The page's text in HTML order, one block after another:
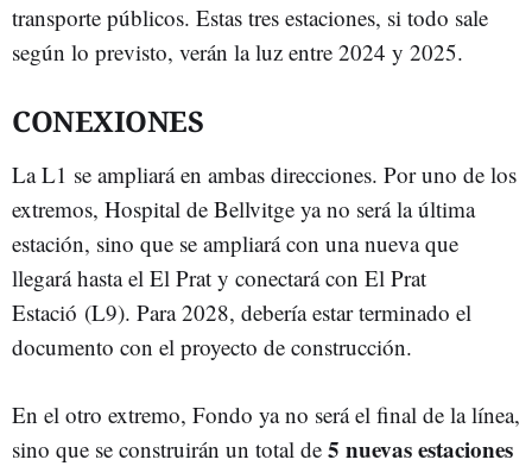
transporte públicos. Estas tres estaciones, si todo sale
según lo previsto, verán la luz entre 2024 y 2025.
CONEXIONES
La L1 se ampliará en ambas direcciones. Por uno de los
extremos, Hospital de Bellvitge ya no será la última
estación, sino que se ampliará con una nueva que
llegará hasta el El Prat y conectará con El Prat
Estació (L9). Para 2028, debería estar terminado el
documento con el proyecto de construcción.
En el otro extremo, Fondo ya no será el final de la línea,
sino que se construirán un total de 5 nuevas estaciones